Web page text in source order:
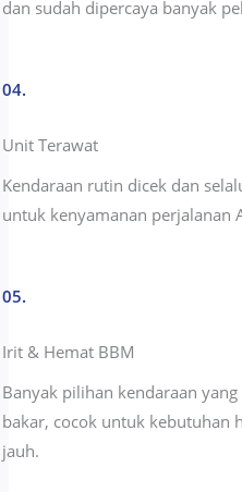
dan sudah dipercaya banyak
04.
Unit Terawat
Kendaraan rutin dicek dan
untuk kenyamanan perjalanan
05.
Irit & Hemat BBM
Banyak pilihan kendaraan
bakar, cocok untuk kebutuhan
jauh.